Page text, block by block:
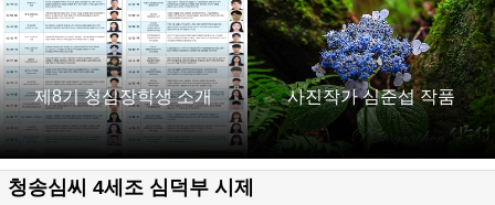
제8기 청심장학생 소개 사진작가 심준섭 작품
청송심씨 4세조 심덕부 시제